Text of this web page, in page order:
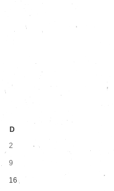
D
2
9
16